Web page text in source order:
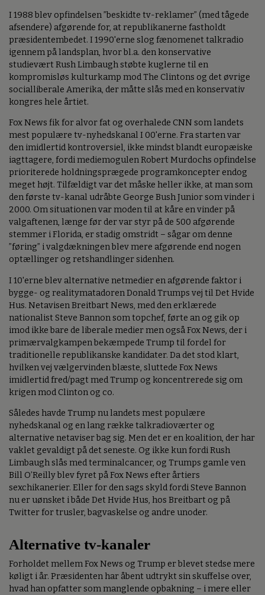
I 1988 blev opfindelsen ”beskidte tv-reklamer” (med tågede
afsendere) afgørende for, at republikanerne fastholdt
præsidentembedet. I 1990'erne slog fænomenet talkradio
igennem på landsplan, hvor bl.a. den konservative
studievært Rush Limbaugh støbte kuglerne til en
kompromisløs kulturkamp mod The Clintons og det øvrige
socialliberale Amerika, der måtte slås med en konservativ
kongres hele årtiet.
Fox News fik for alvor fat og overhalede CNN som landets
mest populære tv-nyhedskanal I 00'erne. Fra starten var
den imidlertid kontroversiel, ikke mindst blandt europæiske
iagttagere, fordi mediemogulen Robert Murdochs opfindelse
prioriterede holdningsprægede programkoncepter endog
meget højt. Tilfældigt var det måske heller ikke, at man som
den første tv-kanal udråbte George Bush Junior som vinder i
2000. Om situationen var moden til at kåre en vinder på
valgaftenen, længe før der var styr på de 500 afgørende
stemmer i Florida, er stadig omstridt – sågar om denne
”føring” i valgdækningen blev mere afgørende end nogen
optællinger og retshandlinger sidenhen.
I 10'erne blev alternative netmedier en afgørende faktor i
bygge- og realitymatadoren Donald Trumps vej til Det Hvide
Hus. Netavisen Breitbart News, med den erklærede
nationalist Steve Bannon som topchef, førte an og gik op
imod ikke bare de liberale medier men også Fox News, der i
primærvalgkampen bekæmpede Trump til fordel for
traditionelle republikanske kandidater. Da det stod klart,
hvilken vej vælgervinden blæste, sluttede Fox News
imidlertid fred/pagt med Trump og koncentrerede sig om
krigen mod Clinton og co.
Således havde Trump nu landets mest populære
nyhedskanal og en lang række talkradioværter og
alternative netaviser bag sig. Men det er en koalition, der har
vaklet gevaldigt på det seneste. Og ikke kun fordi Rush
Limbaugh slås med terminalcancer, og Trumps gamle ven
Bill O’Reilly blev fyret på Fox News efter årtiers
sexchikanerier. Eller for den sags skyld fordi Steve Bannon
nu er uønsket i både Det Hvide Hus, hos Breitbart og på
Twitter for trusler, bagvaskelse og andre unoder.
Alternative tv-kanaler
Forholdet mellem Fox News og Trump er blevet stedse mere
køligt i år. Præsidenten har åbent udtrykt sin skuffelse over,
hvad han opfatter som manglende opbakning – i mere eller